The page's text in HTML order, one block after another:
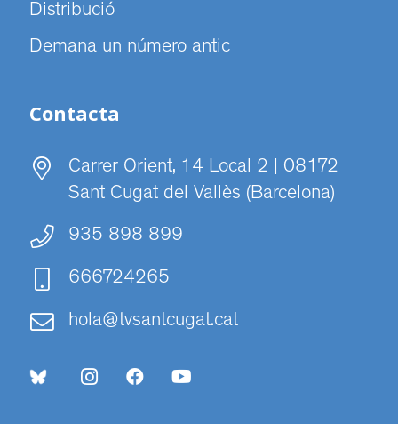
Distribució
Demana un número antic
Contacta
Carrer Orient, 14 Local 2 | 08172
Sant Cugat del Vallès (Barcelona)
935 898 899
666724265
hola@tvsantcugat.cat